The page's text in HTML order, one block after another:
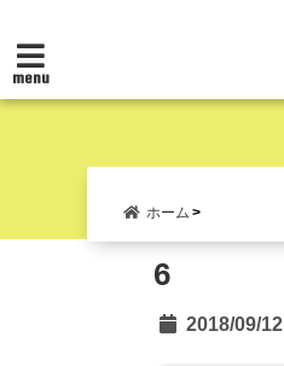
menu
ホーム
6
2018/09/12